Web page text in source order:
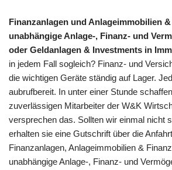
Finanzanlagen und Anlageimmobilien
unabhängige Anlage-, Finanz- und
oder Geldanlagen & Investments in
in jedem Fall sogleich? Finanz- und
die wichtigen Geräte ständig auf Lager.
aubrufbereit. In unter einer Stunde
zuverlässigen Mitarbeiter der W&K
versprechen das. Sollten wir einmal nicht
erhalten sie eine Gutschrift über die
Finanzanlagen, Anlageimmobilien &
unabhängige Anlage-, Finanz- und